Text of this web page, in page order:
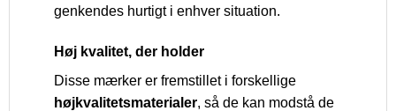
genkendes hurtigt i enhver situation.
Høj kvalitet, der holder
Disse mærker er fremstillet i forskellige
højkvalitetsmaterialer, så de kan modstå de